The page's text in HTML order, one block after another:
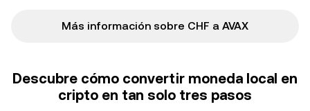
Más información sobre CHF a AVAX
Descubre cómo convertir moneda local en
cripto en tan solo tres pasos